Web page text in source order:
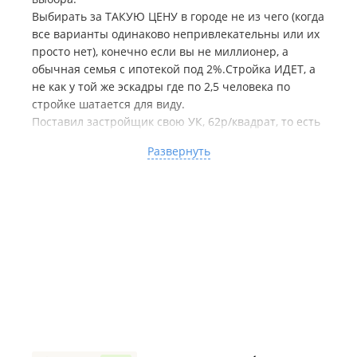
Выбирать за ТАКУЮ ЦЕНУ в городе не из чего (когда
все варианты одинаково непривлекательны или их
просто нет), конечно если вы не миллионер, а
обычная семья с ипотекой под 2%.Стройка ИДЕТ, а
не как у той же эскадры где по 2,5 человека по
стройке шатается для виду.
Поставил застройщик свою УК, 62р/квадрат, то есть
2400р, не забываем что если покупаем
Развернуть